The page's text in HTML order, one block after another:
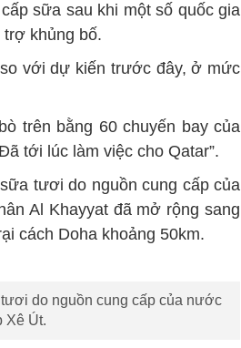
sữa sau khi một số quốc gia
khủng bố.
với dự kiến trước đây, ở mức
trên bằng 60 chuyến bay của
tới lúc làm việc cho Qatar”.
tươi do nguồn cung cấp của
Al Khayyat đã mở rộng sang
cách Doha khoảng 50km.
do nguồn cung cấp của nước
Xê Út.